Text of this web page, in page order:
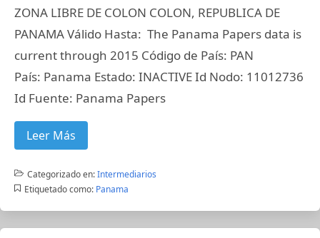
ZONA LIBRE DE COLON COLON, REPUBLICA DE
PANAMA Válido Hasta: The Panama Papers data is
current through 2015 Código de País: PAN
País: Panama Estado: INACTIVE Id Nodo: 11012736
Id Fuente: Panama Papers
Leer Más
Categorizado en:Intermediarios
Etiquetado como: Panama